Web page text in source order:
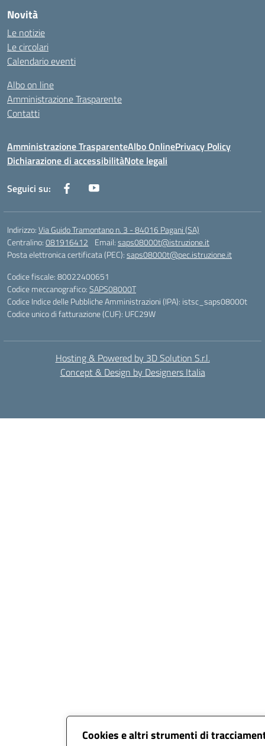
Cookies e altri strumenti di
Novità
Le notizie
Le circolari
Calendario eventi
Albo on line
Amministrazione Trasparente
Contatti
Amministrazione TrasparenteAlbo OnlinePrivacy Policy
Dichiarazione di accessibilitàNote legali
Seguici su:
Indirizzo:Via Guido Tramontano n. 3 - 84016 Pagani (SA)
Centralino:081916412 Email:saps08000t@istruzione.it
Posta elettronica certificata (PEC):saps08000t@pec.istruzione.it
Codice fiscale: 80022400651
Codice meccanografico:SAPS08000T
Codice Indice delle Pubbliche Amministrazioni (IPA): istsc_saps08000t
Codice unico di fatturazione (CUF): UFC29W
Hosting & Powered by 3D Solution S.r.l.
Concept & Design by Designers Italia